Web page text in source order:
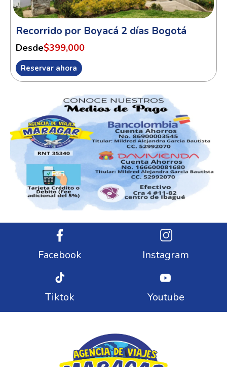
Recorrido por Boyacá 2 días Bogotá
Desde$399,000
Reservar ahora
Facebook Instagram
Tiktok Youtube